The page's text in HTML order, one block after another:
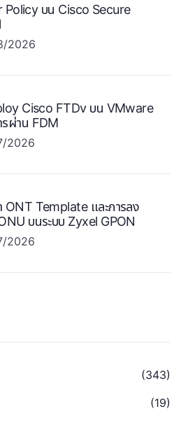
Policy บน Cisco Secure
2026
Cisco FTDv บน VMware
รผ่าน FDM
2026
ONT Template และการลง
บนระบบ Zyxel GPON
2026
(343)
(19)